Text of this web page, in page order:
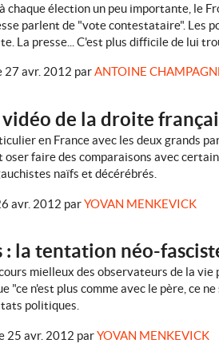
chaque élection un peu importante, le
parlent de "vote contestataire". Les
La presse... C'est plus difficile de lui
27 avr. 2012 parANTOINE
vidéo de la droite
en France avec les deux grands
faire des comparaisons avec
naïfs et décérébrés.
avr. 2012 parYOVAN MENKEVICK
: la tentation néo-
mielleux des observateurs de la
"ce n'est plus comme avec le père, ce
politiques.
25 avr. 2012 parYOVAN MENKEVICK